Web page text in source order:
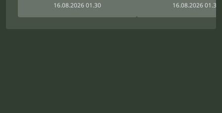
16.08.2026 01.30 16.08.2026 01.30